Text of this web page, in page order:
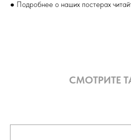
● Подробнее о наших постерах
СМОТРИТЕ